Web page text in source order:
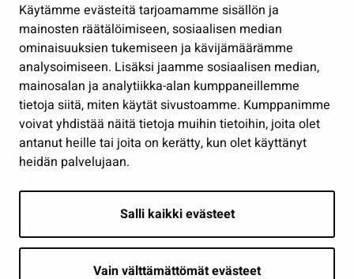
Käytämme evästeitä tarjoamamme sisällön ja
mainosten räätälöimiseen, sosiaalisen median
ominaisuuksien tukemiseen ja kävijämäärämme
analysoimiseen. Lisäksi jaamme sosiaalisen median,
mainosalan ja analytiikka-alan kumppaneillemme
tietoja siitä, miten käytät sivustoamme. Kumppanimme
voivat yhdistää näitä tietoja muihin tietoihin, joita olet
antanut heille tai joita on kerätty, kun olet käyttänyt
heidän palvelujaan.
Salli kaikki evästeet
Vain välttämättömät evästeet
Työ ja yrittäminen
Osallistu ja asioi
Näytä omat evästeasetukseni
Seuraa meitä